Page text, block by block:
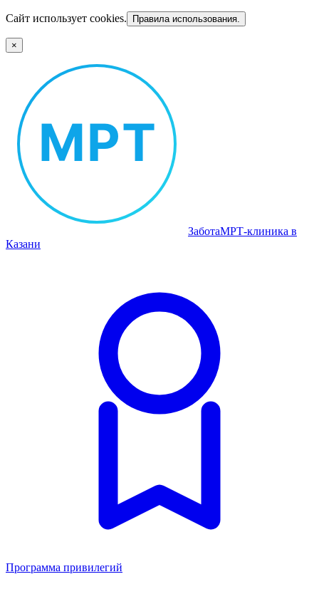
Сайт использует cookies. Правила использования.
×
ЗаботаМРТ‑клиника в
Казани
Программа привилегий